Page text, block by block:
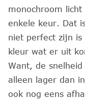
monochroom
enkele keur. Dat
niet perfect zijn is
kleur wat er uit
Want, de
alleen lager dan
ook nog eens